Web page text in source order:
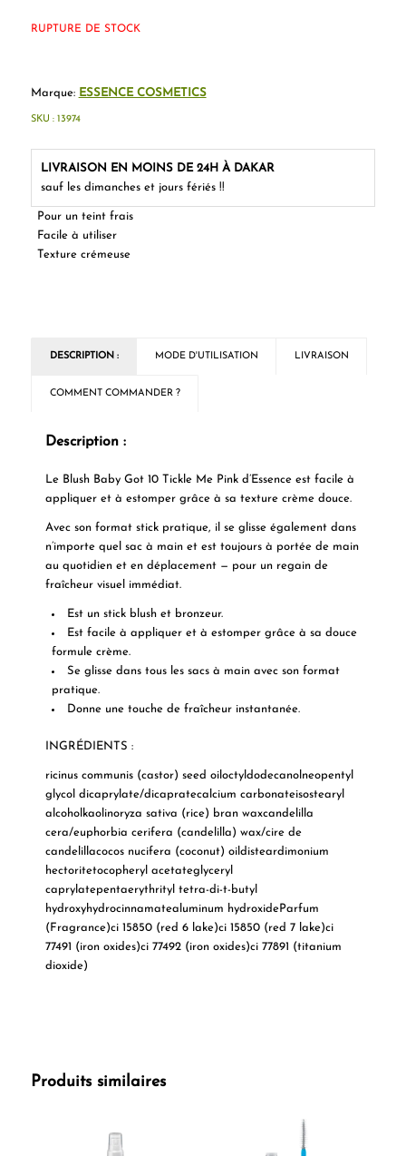
Pour un teint frais
Facile à utiliser
Texture crémeuse
RUPTURE DE STOCK
Marque: ESSENCE COSMETICS
LIVRAISON EN MOINS DE 24H À DAKAR
sauf les dimanches et jours fériés !!
SKU : 13974
DESCRIPTION : MODE D'UTILISATION LIVRAISON
COMMENT COMMANDER ?
Description :
Le Blush Baby Got 10 Tickle Me Pink d’Essence est facile à
appliquer et à estomper grâce à sa texture crème douce.
Avec son format stick pratique, il se glisse également dans
n’importe quel sac à main et est toujours à portée de main
au quotidien et en déplacement — pour un regain de
fraîcheur visuel immédiat.
Est un stick blush et bronzeur.
Est facile à appliquer et à estomper grâce à sa douce
formule crème.
Se glisse dans tous les sacs à main avec son format
pratique.
Donne une touche de fraîcheur instantanée.
INGRÉDIENTS :
ricinus communis (castor) seed oiloctyldodecanolneopentyl
glycol dicaprylate/dicapratecalcium carbonateisostearyl
alcoholkaolinoryza sativa (rice) bran waxcandelilla
cera/euphorbia cerifera (candelilla) wax/cire de
candelillacocos nucifera (coconut) oildisteardimonium
hectoritetocopheryl acetateglyceryl
caprylatepentaerythrityl tetra-di-t-butyl
hydroxyhydrocinnamatealuminum hydroxideParfum
(Fragrance)ci 15850 (red 6 lake)ci 15850 (red 7 lake)ci
77491 (iron oxides)ci 77492 (iron oxides)ci 77891 (titanium
dioxide)
Produits similaires